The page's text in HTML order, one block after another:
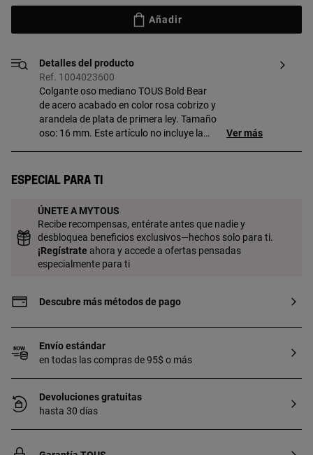
Añadir
Detalles del producto
Ref. 1004023600
Colgante oso mediano TOUS Bold Bear
de acero acabado en color rosa cobrizo y
arandela de plata de primera ley. Tamaño
oso: 16 mm. Este artículo no incluye la
Ver más
Especial para ti
ÚNETE A MYTOUS
Recibe recompensas, entérate antes que nadie y
desbloquea beneficios exclusivos—hechos solo para ti.
¡Regístrate ahora y accede a ofertas pensadas
especialmente para ti
Descubre más métodos de pago
Envío estándar
en todas las compras de 95$ o más
Devoluciones gratuitas
hasta 30 días